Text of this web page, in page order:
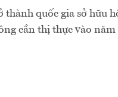
thành quốc gia sở hữu
cần thị thực vào năm